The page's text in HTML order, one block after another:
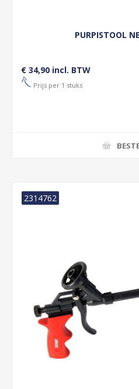
PURPISTOOL
€ 34,90 incl. BTW
Prijs per 1 stuks
2314762